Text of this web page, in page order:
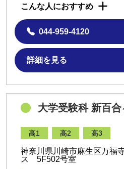
こんな人におすすめ
044-959-4120
詳細を見る
大学受験科 新百
高1 高2 高3
神奈川県川崎市麻生区万福
ス 5F502号室